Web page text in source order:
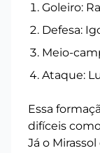
Goleiro:
Defesa:
Meio-
Ataque:
Essa
difíceis
Já o